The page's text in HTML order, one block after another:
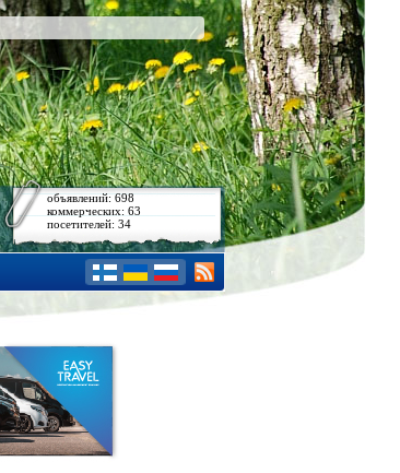
объявлений: 698
коммерческих: 63
посетителей: 34